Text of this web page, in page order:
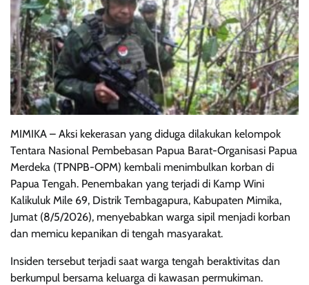
MIMIKA – Aksi kekerasan yang diduga dilakukan kelompok
Tentara Nasional Pembebasan Papua Barat-Organisasi Papua
Merdeka (TPNPB-OPM) kembali menimbulkan korban di
Papua Tengah. Penembakan yang terjadi di Kamp Wini
Kalikuluk Mile 69, Distrik Tembagapura, Kabupaten Mimika,
Jumat (8/5/2026), menyebabkan warga sipil menjadi korban
dan memicu kepanikan di tengah masyarakat.
Insiden tersebut terjadi saat warga tengah beraktivitas dan
berkumpul bersama keluarga di kawasan permukiman.